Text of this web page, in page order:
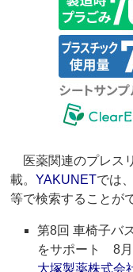
医薬関連のプレス
載。YAKUNETでは
等で検索すること
第8回 車椅子バ
をサポート 8月
大塚製薬株式会